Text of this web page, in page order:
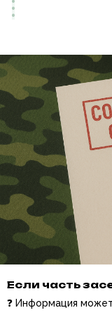
Если часть
❓ Информация